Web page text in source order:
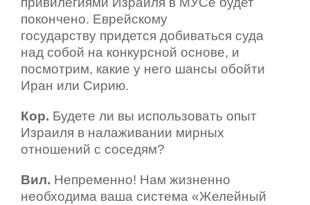
покончено. Еврейскому
государству придется добиваться суда
над собой на конкурсной основе, и
посмотрим, какие у него шансы обойти
Иран или Сирию.
Кор. Будете ли вы использовать опыт
Израиля в налаживании мирных
отношений с соседям?
Вил. Непременно! Нам жизненно
необходима ваша система «Желейный